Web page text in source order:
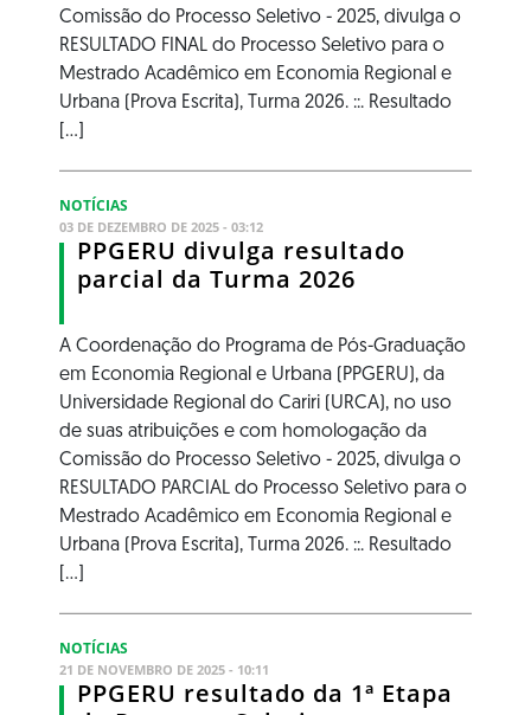
Comissão do Processo Seletivo - 2025, divulga o
RESULTADO FINAL do Processo Seletivo para o
Mestrado Acadêmico em Economia Regional e
Urbana (Prova Escrita), Turma 2026. ::. Resultado
[...]
NOTÍCIAS
03 DE DEZEMBRO DE 2025 - 03:12
PPGERU divulga resultado
parcial da Turma 2026
A Coordenação do Programa de Pós-Graduação
em Economia Regional e Urbana (PPGERU), da
Universidade Regional do Cariri (URCA), no uso
de suas atribuições e com homologação da
Comissão do Processo Seletivo - 2025, divulga o
RESULTADO PARCIAL do Processo Seletivo para o
Mestrado Acadêmico em Economia Regional e
Urbana (Prova Escrita), Turma 2026. ::. Resultado
[...]
NOTÍCIAS
21 DE NOVEMBRO DE 2025 - 10:11
PPGERU resultado da 1ª Etapa